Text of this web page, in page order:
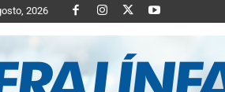
2026